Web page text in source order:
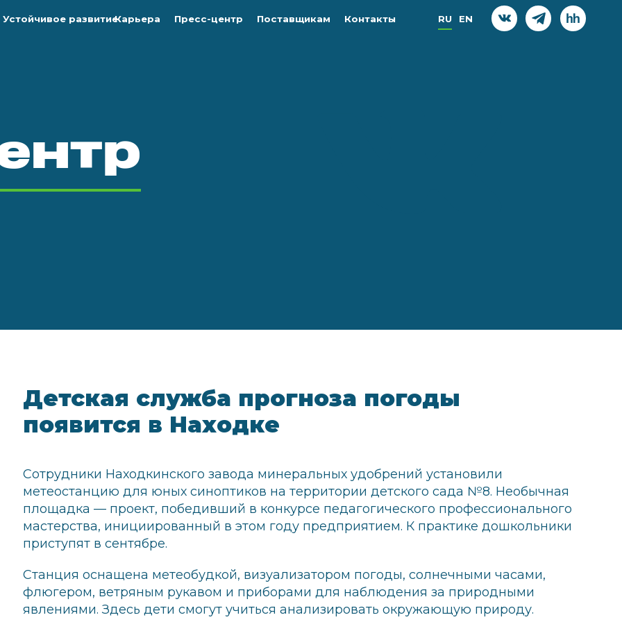
Устойчивое развитиеКарьера Пресс-центр Поставщикам Контакты RU EN
Детская служба прогноза погоды
появится в Находке
Сотрудники Находкинского завода минеральных удобрений установили
метеостанцию для юных синоптиков на территории детского сада №8. Необычная
площадка — проект, победивший в конкурсе педагогического профессионального
мастерства, инициированный в этом году предприятием. К практике дошкольники
приступят в сентябре.
Станция оснащена метеобудкой, визуализатором погоды, солнечными часами,
флюгером, ветряным рукавом и приборами для наблюдения за природными
явлениями. Здесь дети смогут учиться анализировать окружающую природу.